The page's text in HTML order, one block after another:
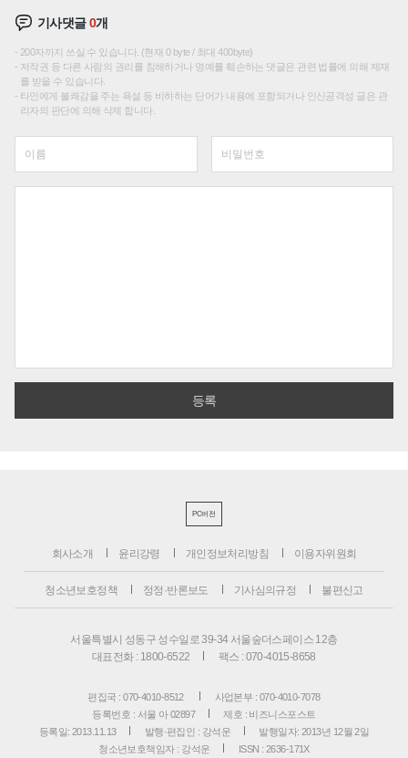
기사댓글0개
200자까지 쓰실 수 있습니다. (현재 0 byte / 최대 400byte)
저작권 등 다른 사람의 권리를 침해하거나 명예를 훼손하는 댓글은 관련 법률에 의해 제재
를 받을 수 있습니다.
타인에게 불쾌감을 주는 욕설 등 비하하는 단어가 내용에 포함되거나 인신공격성 글은 관
리자의 판단에 의해 삭제 합니다.
PC버전
회사소개 윤리강령 개인정보처리방침 이용자위원회
청소년보호정책 정정·반론보도 기사심의규정 불편신고
서울특별시 성동구 성수일로 39-34 서울숲더스페이스 12층
대표전화 : 1800-6522
팩스 : 070-4015-8658
편집국 : 070-4010-8512
사업본부 : 070-4010-7078
등록번호 : 서울 아 02897
제호 : 비즈니스포스트
등록일: 2013.11.13
발행·편집인 : 강석운
발행일자: 2013년 12월 2일
청소년보호책임자 : 강석운
ISSN : 2636-171X